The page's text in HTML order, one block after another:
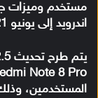
مستخدم وميزات
اندرويد إلى يونيو 2021 لزيادة أمان النظام واستقراره.
المستخدمين،